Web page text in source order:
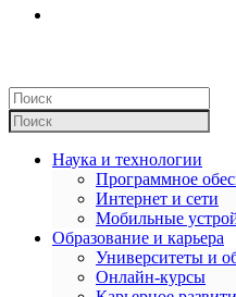
Наука и технологии
Программное
Интернет и сети
Мобильные
Образование и карьера
Университеты и
Онлайн-курсы